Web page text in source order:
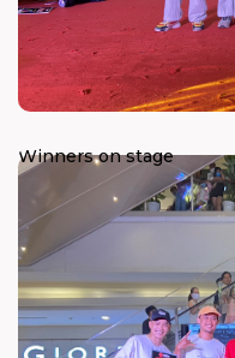
Winners on stage